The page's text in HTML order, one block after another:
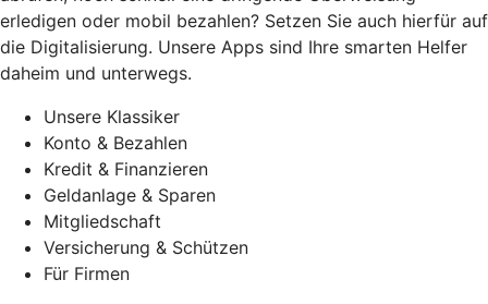
erledigen oder mobil bezahlen? Setzen Sie auch hierfür auf
die Digitalisierung. Unsere Apps sind Ihre smarten Helfer
daheim und unterwegs.
Unsere Klassiker
Konto & Bezahlen
Kredit & Finanzieren
Geldanlage & Sparen
Mitgliedschaft
Versicherung & Schützen
Für Firmen